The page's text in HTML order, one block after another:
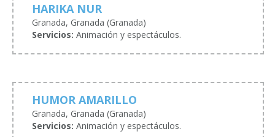
HARIKA NUR
Granada, Granada (Granada)
Servicios: Animación y espectáculos.
HUMOR AMARILLO
Granada, Granada (Granada)
Servicios: Animación y espectáculos.